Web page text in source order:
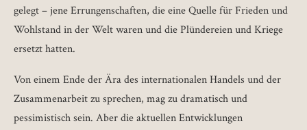
gelegt – jene Errungenschaften, die eine Quelle für Frieden und
Wohlstand in der Welt waren und die Plündereien und Kriege
ersetzt hatten.
Von einem Ende der Ära des internationalen Handels und der
Zusammenarbeit zu sprechen, mag zu dramatisch und
pessimistisch sein. Aber die aktuellen Entwicklungen